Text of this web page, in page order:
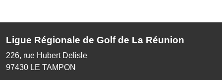
Ligue Régionale de Golf de La Réunion
226, rue Hubert Delisle
97430 LE TAMPON